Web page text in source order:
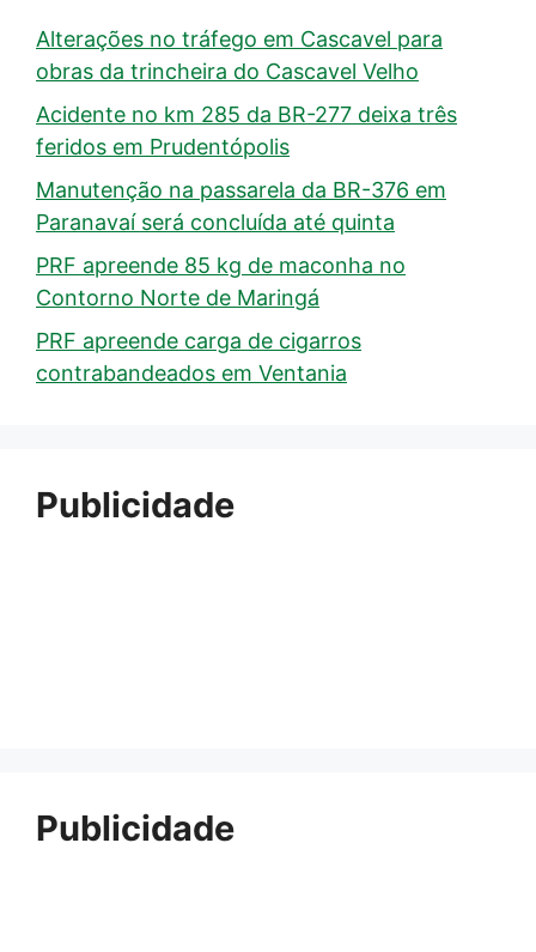
Alterações no tráfego em Cascavel para
obras da trincheira do Cascavel Velho
Acidente no km 285 da BR-277 deixa três
feridos em Prudentópolis
Manutenção na passarela da BR-376 em
Paranavaí será concluída até quinta
PRF apreende 85 kg de maconha no
Contorno Norte de Maringá
PRF apreende carga de cigarros
contrabandeados em Ventania
Publicidade
Publicidade